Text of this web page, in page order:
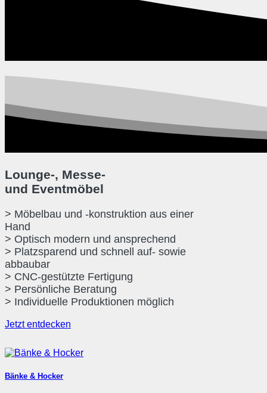
Lounge-, Messe-
und Eventmöbel
> Möbelbau und -konstruktion aus einer
Hand
> Optisch modern und ansprechend
> Platzsparend und schnell auf- sowie
abbaubar
> CNC-gestützte Fertigung
> Persönliche Beratung
> Individuelle Produktionen möglich
Jetzt entdecken
Bänke & Hocker